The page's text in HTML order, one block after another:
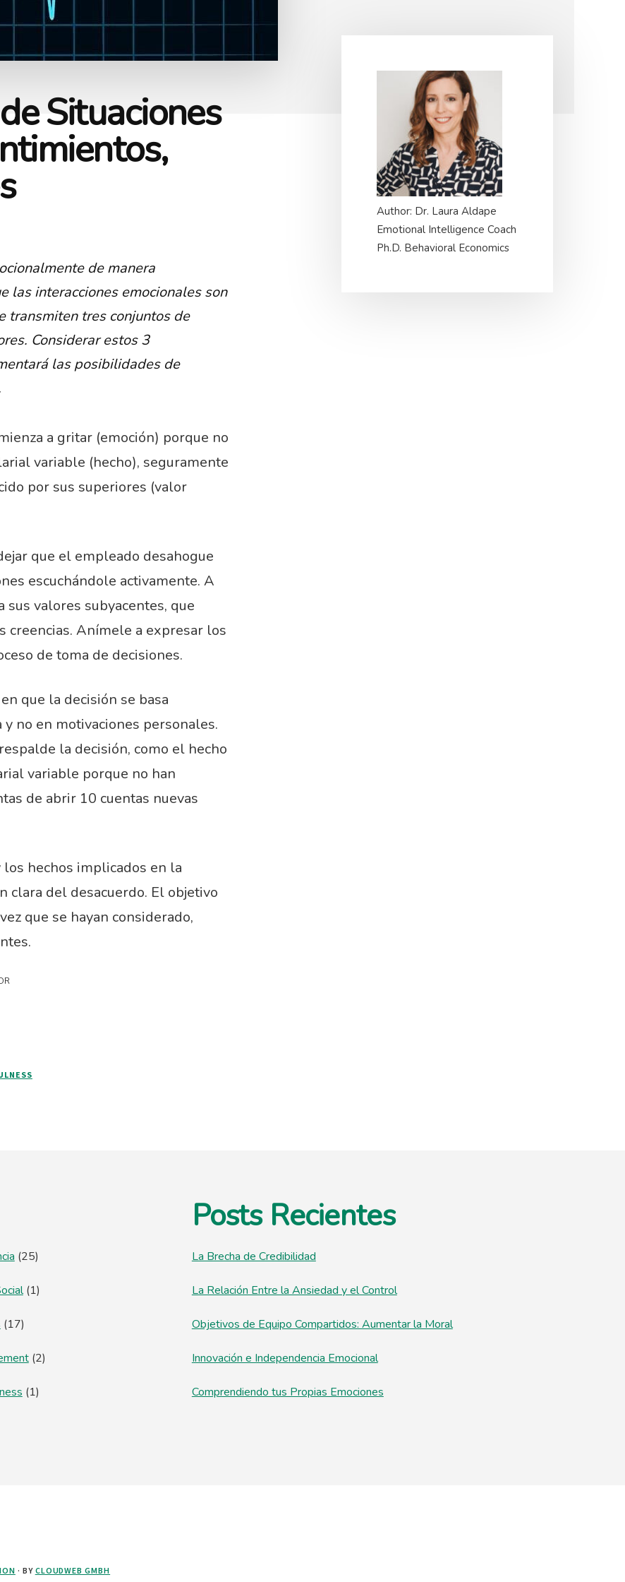
Situaciones
de manera
las interacciones emocionales son
transmiten tres conjuntos de
Considerar estos 3
las posibilidades de
a gritar (emoción) porque no
variable (hecho), seguramente
por sus superiores (valor
que el empleado desahogue
escuchándole activamente. A
sus valores subyacentes, que
creencias. Anímele a expresar los
de toma de decisiones.
que la decisión se basa
no en motivaciones personales.
la decisión, como el hecho
variable porque no han
de abrir 10 cuentas nuevas
hechos implicados en la
clara del desacuerdo. El objetivo
que se hayan considerado,
Primary
Sidebar
Author: Dr. Laura Aldape
Emotional Intelligence Coach
Ph.D. Behavioral Economics
(25)
(1)
(17)
(2)
(1)
Posts Recientes
La Brecha de Credibilidad
La Relación Entre la Ansiedad y el Control
Objetivos de Equipo Compartidos: Aumentar la Moral
Innovación e Independencia Emocional
Comprendiendo tus Propias Emociones
· BY CLOUDWEB GMBH